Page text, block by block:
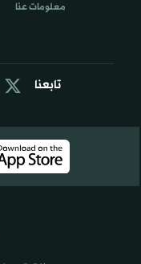
تابعنا
معلومات عنا